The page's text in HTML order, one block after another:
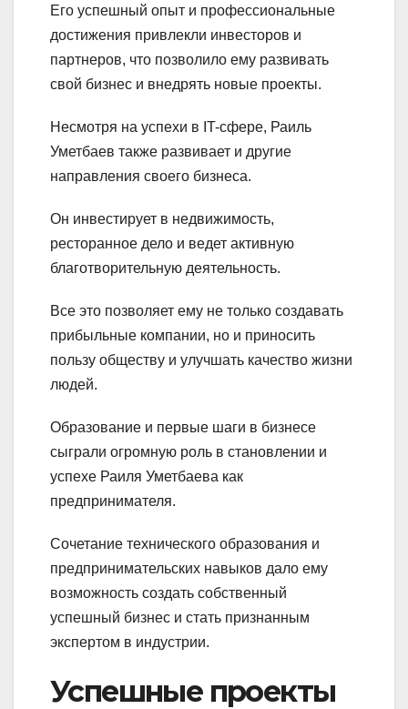
Его успешный опыт и профессиональные
достижения привлекли инвесторов и
партнеров, что позволило ему развивать
свой бизнес и внедрять новые проекты.
Несмотря на успехи в IT-сфере, Раиль
Уметбаев также развивает и другие
направления своего бизнеса.
Он инвестирует в недвижимость,
ресторанное дело и ведет активную
благотворительную деятельность.
Все это позволяет ему не только создавать
прибыльные компании, но и приносить
пользу обществу и улучшать качество жизни
людей.
Образование и первые шаги в бизнесе
сыграли огромную роль в становлении и
успехе Раиля Уметбаева как
предпринимателя.
Сочетание технического образования и
предпринимательских навыков дало ему
возможность создать собственный
успешный бизнес и стать признанным
экспертом в индустрии.
Успешные проекты